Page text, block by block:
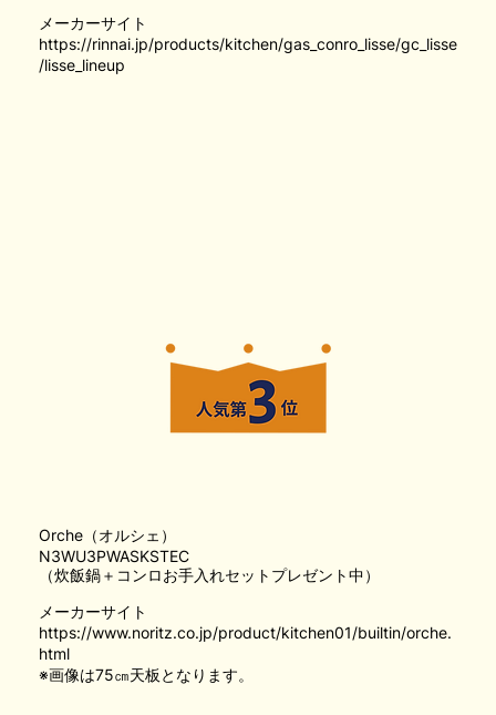
メーカーサイト
https://rinnai.jp/products/kitchen/gas_conro_lisse/gc_lisse
/lisse_lineup
メーカーサイト
https://www.noritz.co.jp/product/kitchen01/builtin/orche.
html
※画像は75㎝天板となります。
Orche（オルシェ）
N3WU3PWASKSTEC
（炊飯鍋＋コンロお手入れセットプレゼント中）